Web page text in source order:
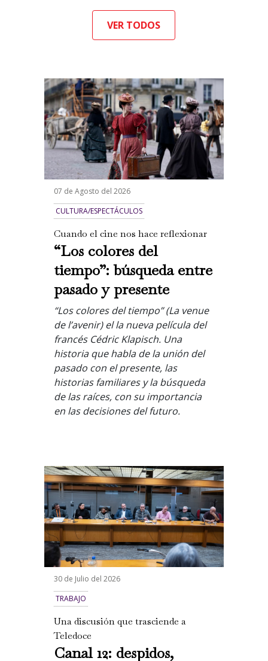
VER TODOS
07 de Agosto del 2026
CULTURA/ESPECTÁCULOS
Cuando el cine nos hace reflexionar
“Los colores del
tiempo”: búsqueda entre
pasado y presente
“Los colores del tiempo” (La venue
de l’avenir) el la nueva película del
francés Cédric Klapisch. Una
historia que habla de la unión del
pasado con el presente, las
historias familiares y la búsqueda
de las raíces, con su importancia
en las decisiones del futuro.
30 de Julio del 2026
TRABAJO
Una discusión que trasciende a
Teledoce
Canal 12: despidos,